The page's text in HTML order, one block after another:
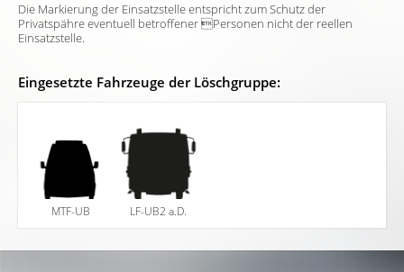
Die Markierung der Einsatzstelle entspricht zum Schutz der
Privatspähre eventuell betroffener Personen nicht der reellen
Einsatzstelle.
Eingesetzte Fahrzeuge der Löschgruppe:
MTF-UB LF-UB2 a.D.